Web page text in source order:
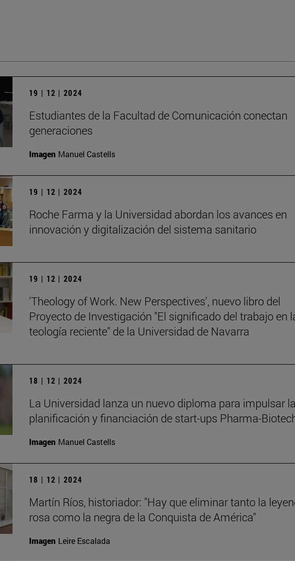
19 | 12 | 2024
Estudiantes de la Facultad de Comunicación conectan
generaciones
Imagen Manuel Castells
19 | 12 | 2024
Roche Farma y la Universidad abordan los avances en
innovación y digitalización del sistema sanitario
19 | 12 | 2024
'Theology of Work. New Perspectives', nuevo libro del
Proyecto de Investigación "El significado del trabajo en
teología reciente" de la Universidad de Navarra
18 | 12 | 2024
La Universidad lanza un nuevo diploma para impulsar la
planificación y financiación de start-ups Pharma-
Imagen Manuel Castells
18 | 12 | 2024
Martín Ríos, historiador: "Hay que eliminar tanto la
rosa como la negra de la Conquista de América"
Imagen Leire Escalada